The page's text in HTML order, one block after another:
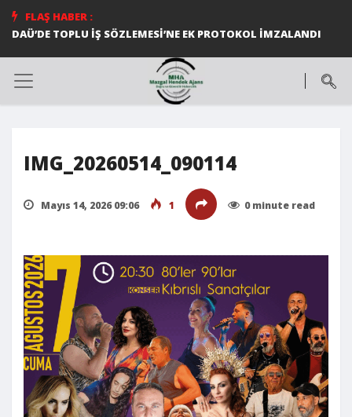
FLAŞ HABER :
DAÜ’DE TOPLU İŞ SÖZLEMESİ’NE EK PROTOKOL İMZALANDI
IMG_20260514_090114
Mayıs 14, 2026 09:06 1 0 minute read